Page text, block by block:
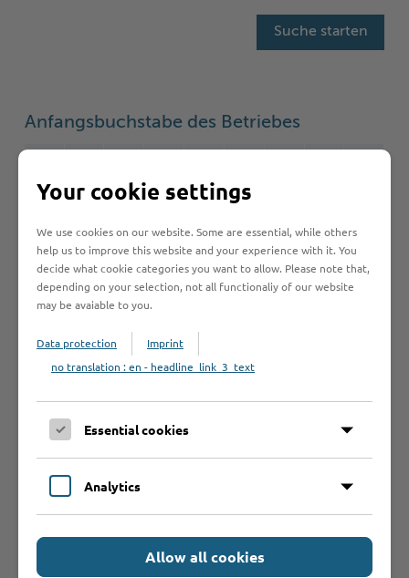
Anfangsbuchstabe des Betriebes
J K L M N O
Ö
Betrieb anmelden
Sie vermissen einen Eintrag in der Liste? Melden Sie
Betrieb anmelden
Haftungsauschluss
Hinweise zum Haftungsausschluß bei Links zu anderen
Internet-Seiten entnehmen Sie bitte den
Your cookie settings
We use cookies on our website. Some are essential, while others
help us to improve this website and your experience with it. You
decide what cookie categories you want to allow. Please note that,
depending on your selection, not all functionaliy of our website
may be avaiable to you.
Data protection
Imprint
no translation : en - headline_link_3_text
Essential cookies
Analytics
Allow all cookies